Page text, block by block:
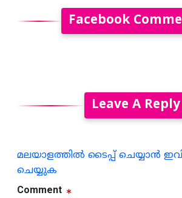
Facebook
Leave A Reply
മലയാളത്തില്‍ ടൈപ്പ് ചെയ്യാന്‍
ചെയ്യുക
Comment